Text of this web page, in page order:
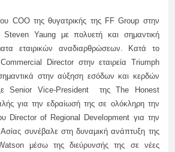
COO της θυγατρικής της FF Group στην
Yaung με πολυετή και σημαντική
εταιρικών αναδιαρθρώσεων. Κατά το
Director στην εταιρεία Triumph
στην αύξηση εσόδων και κερδών
Senior Vice-President της The Honest
για την εδραίωσή της σε ολόκληρη την
Director of Regional Development για την
Ασίας συνέβαλε στη δυναμική ανάπτυξη της
Watson μέσω της διεύρυνσής της σε νέες